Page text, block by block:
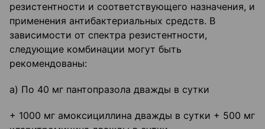
резистентности и соответствующего назначения, и
применения антибактериальных средств. В
зависимости от спектра резистентности,
следующие комбинации могут быть
рекомендованы:
а) По 40 мг пантопразола дважды в сутки
+ 1000 мг амоксициллина дважды в сутки + 500 мг